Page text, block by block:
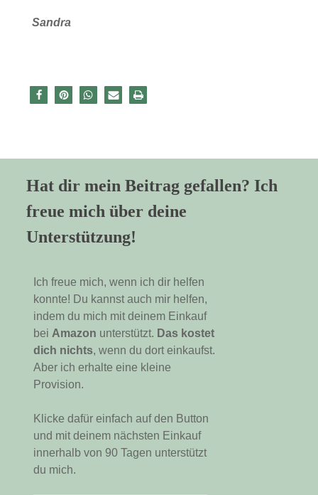
Sandra
Hat dir mein Beitrag gefallen? Ich
freue mich über deine
Unterstützung!
Ich freue mich, wenn ich dir helfen
konnte! Du kannst auch mir helfen,
indem du mich mit deinem Einkauf
bei Amazon unterstützt. Das kostet
dich nichts, wenn du dort einkaufst.
Aber ich erhalte eine kleine
Provision.
Klicke dafür einfach auf den Button
und mit deinem nächsten Einkauf
innerhalb von 90 Tagen unterstützt
du mich.